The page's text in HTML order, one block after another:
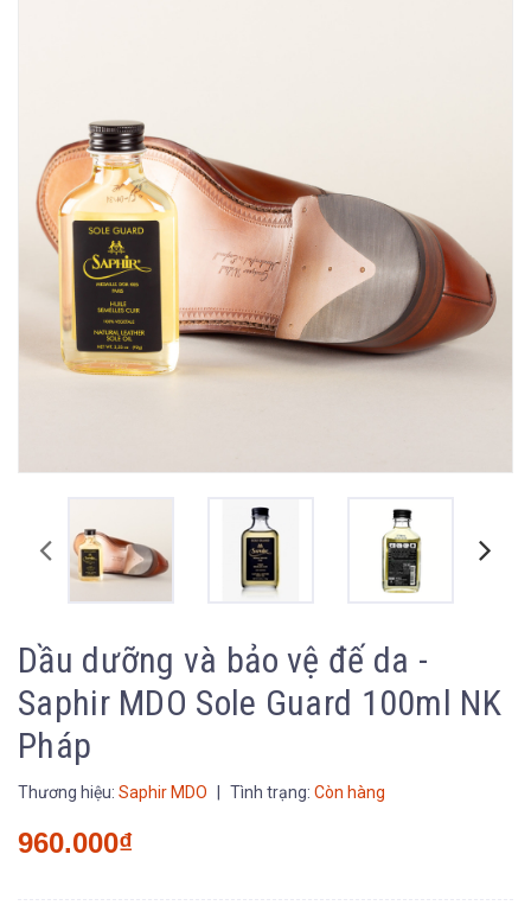
Dầu dưỡng và bảo vệ đế da -
Saphir MDO Sole Guard 100ml NK
Pháp
Thương hiệu: Saphir MDO Tình trạng: Còn hàng
960.000₫